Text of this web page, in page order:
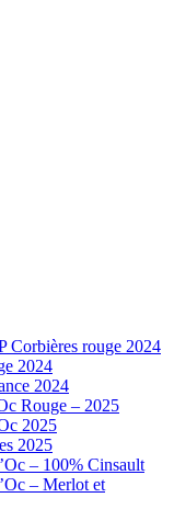
Corbières rouge 2024
2024
2024
Rouge – 2025
2025
2025
– 100% Cinsault
– Merlot et